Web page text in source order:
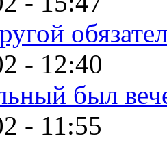
- 12:40
был
- 11:55